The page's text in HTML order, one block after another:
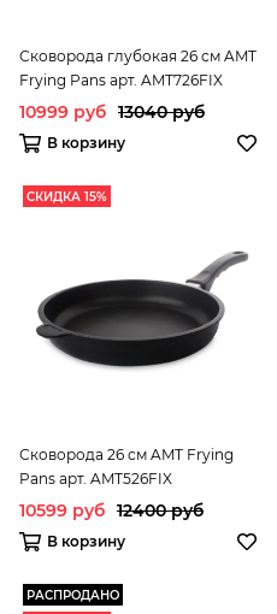
Сковорода глубокая 26 см AMT
Frying Pans арт. AMT726FIX
10999 руб 13040 руб
В корзину
СКИДКА 15%
Сковорода 26 см AMT Frying
Pans арт. AMT526FIX
10599 руб 12400 руб
В корзину
РАСПРОДАНО